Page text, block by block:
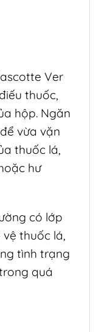
Ver
thuốc,
hộp. Ngăn
vừa vặn
thuốc lá,
hư
có lớp
thuốc lá,
tình trạng
quá